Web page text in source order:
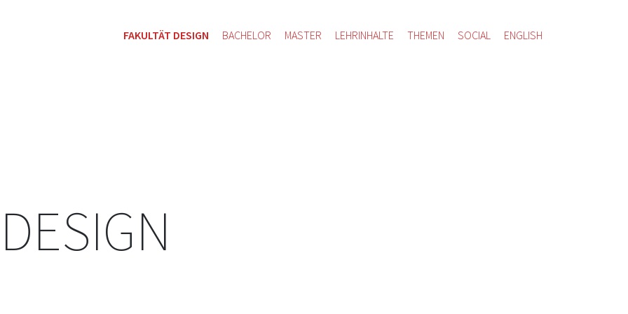
FAKULTÄT DESIGN BACHELOR MASTER LEHRINHALTE THEMEN SOCIAL ENGLISH